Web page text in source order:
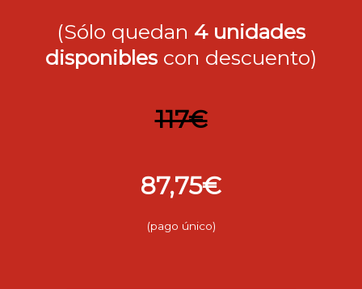
(Sólo quedan 4 unidades
disponibles con descuento)
117€
87,75€
(pago único)